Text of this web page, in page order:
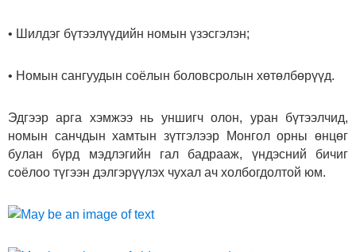
• Шилдэг бүтээлүүдийн номын үзэсгэлэн;
• Номын сангуудын соёлын боловсролын хөтөлбөрүүд.
Эдгээр арга хэмжээ нь уншигч олон, уран бүтээлчид,
номын санчдын хамтын зүтгэлээр Монгол орны өнцөг
булан бүрд мэдлэгийн гал бадрааж, үндэсний бичиг
соёлоо түгээн дэлгэрүүлэх чухал ач холбогдолтой юм.